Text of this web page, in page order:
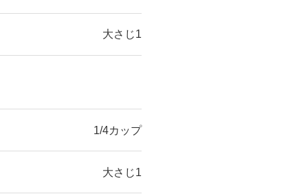
大さじ1
1/4カップ
大さじ1